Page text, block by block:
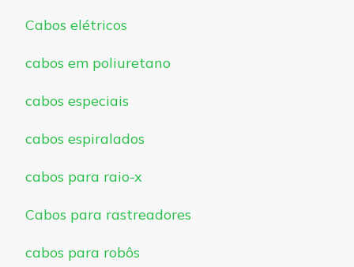
Cabos elétricos
cabos em poliuretano
cabos especiais
cabos espiralados
cabos para raio-x
Cabos para rastreadores
cabos para robôs